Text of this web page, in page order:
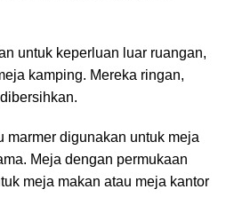
untuk keperluan luar ruangan,
kamping. Mereka ringan,
marmer digunakan untuk meja
Meja dengan permukaan
meja makan atau meja kantor